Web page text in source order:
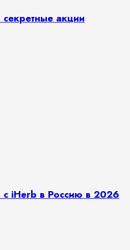
акции
с iHerb в Россию в 2026